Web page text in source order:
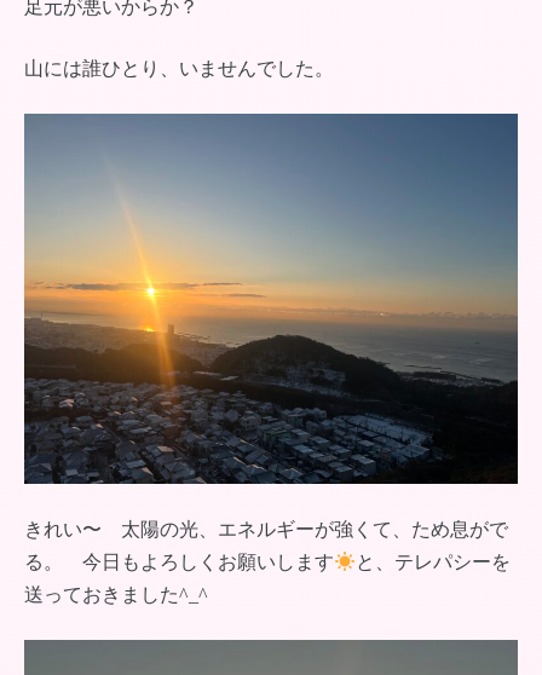
足元が悪いからか？
山には誰ひとり、いませんでした。
きれい〜 太陽の光、エネルギーが強くて、ため息がで
る。 今日もよろしくお願いします
と、テレパシーを
送っておきました^_^